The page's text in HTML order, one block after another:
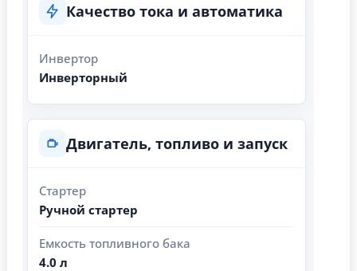
Качество тока и автоматика
Инвертор
Инверторный
Двигатель, топливо и запуск
Стартер
Ручной стартер
Емкость топливного бака
4.0 л